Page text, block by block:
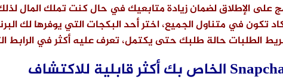
على الإطلاق لضمان زيادة متابعيك في حال كنت تملك المال
تكون في متناول الجميع، اختر أحد البكجات التي يوفرها لك
الطلبات حالة طلبك حتى يكتمل، تعرف عليه أكثر في الرابط